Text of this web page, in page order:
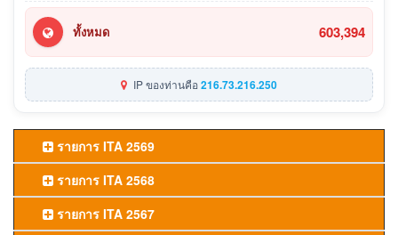
ทั้งหมด 603,394
IP ของท่านคือ216.73.216.250
รายการ ITA 2569
รายการ ITA 2568
รายการ ITA 2567